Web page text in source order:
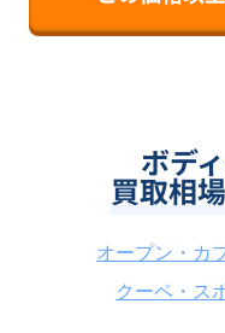
ボデ
買取相
オープン・カ
クーペ・ス